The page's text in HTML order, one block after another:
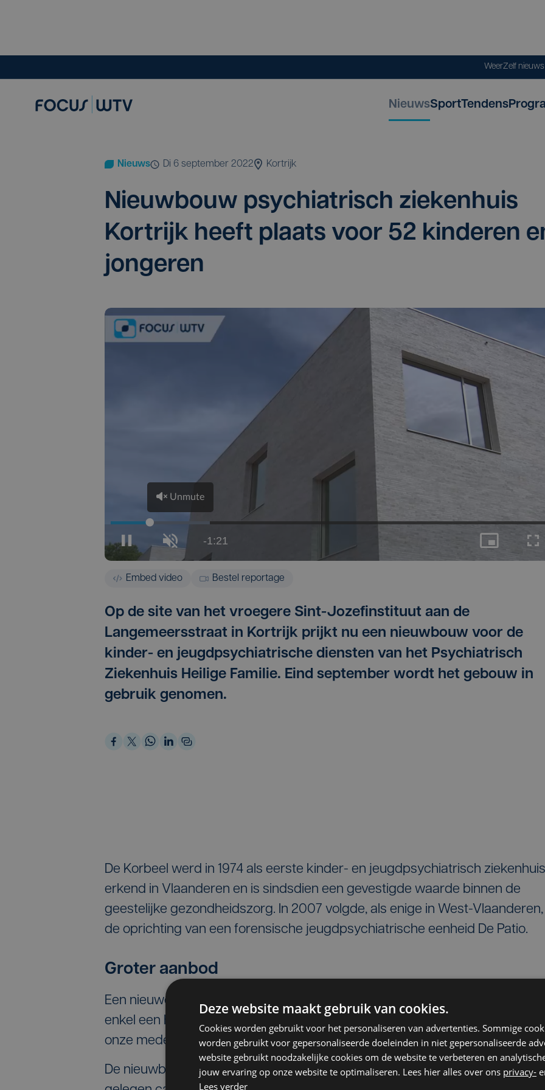
WeerZelf
NieuwsSportTendens
Nieuws di 6 september 2022 Kortrijk
Nieuw­bouw psy­chi­a­trisch zie­ken­huis
Kort­rijk heeft plaats voor 52 kin­de­ren
jongeren
Embed video Bestel reportage
Op de site van het vroegere Sint-Jozefinstituut aan de
Langemeersstraat in Kortrijk prijkt nu een nieuwbouw voor de
kinder- en jeugdpsychiatrische diensten van het Psychiatrisch
Ziekenhuis Heilige Familie. Eind september wordt het gebouw in
gebruik genomen.
De Korbeel werd in 1974 als eerste kinder- en jeugdpsychiatrisch ziekenhuis
erkend in Vlaanderen en is sindsdien een gevestigde waarde binnen de
geestelijke gezondheidszorg. In 2007 volgde, als enige in West-Vlaanderen,
de oprichting van een forensische jeugdpsychiatrische eenheid De Patio.
Groter aanbod
Een nieuwe infrastructuur was nodig door het grotere aanbod. "Het zal niet
enkel een heuglijk moment zijn voor de kinderen en jongeren, maar ook
onze medewerkers", zegt algemeen directeur Olivier Peene.
De nieuwbouw vormt samen met het Psychiatrisch Ziekenhuis een centraal
Deze website maakt gebruik van cookies.
Cookies worden gebruikt voor het personaliseren van advertenties. Sommige
worden gebruikt voor gepersonaliseerde doeleinden in niet gepersonaliseerde
website gebruikt noodzakelijke cookies om de website te verbeteren en
jouw ervaring op onze website te optimaliseren. Lees hier alles over ons privacy-
Lees verder